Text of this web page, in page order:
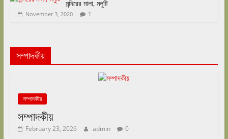
মন্দিরের মালা, মলুটি
November 3, 2020 1
সম্পাদকীয়
সম্পাদকীয়
সম্পাদকীয়
February 23, 2026 admin 0